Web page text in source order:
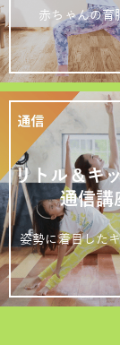
赤ちゃんの育
リトル＆キ
通信講
姿勢に着目した